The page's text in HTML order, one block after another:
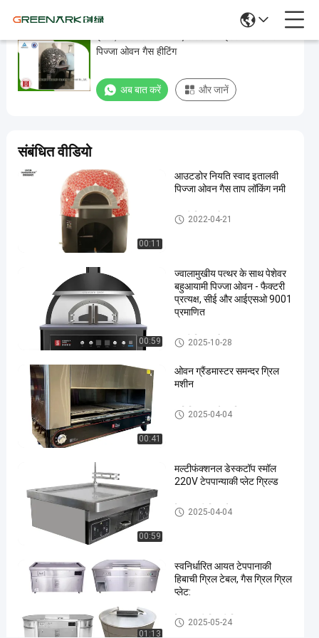
इंडोर,
आउटडोर
.
राउंड
टॉप
इटली
कमर्शियल
पिज्जा
ओवन
2022-
04-21
823
विचार
अब बात करें
साझा करना
#
इतालवी
पिज्जा
ओवन
#
नेपल्स
#
नेपोली
पिज्जा
पिज्जा ओवन गैस हीटिंग
अब बात करें और जानें
संबंधित वीडियो
00:11
आउटडोर नियति स्वाद इतालवी
पिज्जा ओवन गैस ताप लॉकिंग नमी
इटली पिज्जा ओवन
2022-04-21
00:59
ज्वालामुखीय पत्थर के साथ पेशेवर
बहुआयामी पिज्जा ओवन - फैक्टरी
प्रत्यक्ष, सीई और आईएसओ 9001
प्रमाणित
इटली पिज्जा ओवन
2025-10-28
00:41
ओवन ग्रैंडमास्टर समन्दर ग्रिल
मशीन
वाणिज्यिक बारबेक्यू ग्रिल
2025-04-04
00:59
मल्टीफंक्शनल डेस्कटॉप स्मॉल
220V टेपपान्याकी प्लेट ग्रिल्ड
टेपपानाकी ग्रिल टेबल
2025-04-04
01:13
स्वनिर्धारित आयत टेपपानाकी
हिबाची ग्रिल टेबल, गैस ग्रिल ग्रिल
प्लेट:
टेपपानाकी हिबाची ग्रिल
2025-05-24